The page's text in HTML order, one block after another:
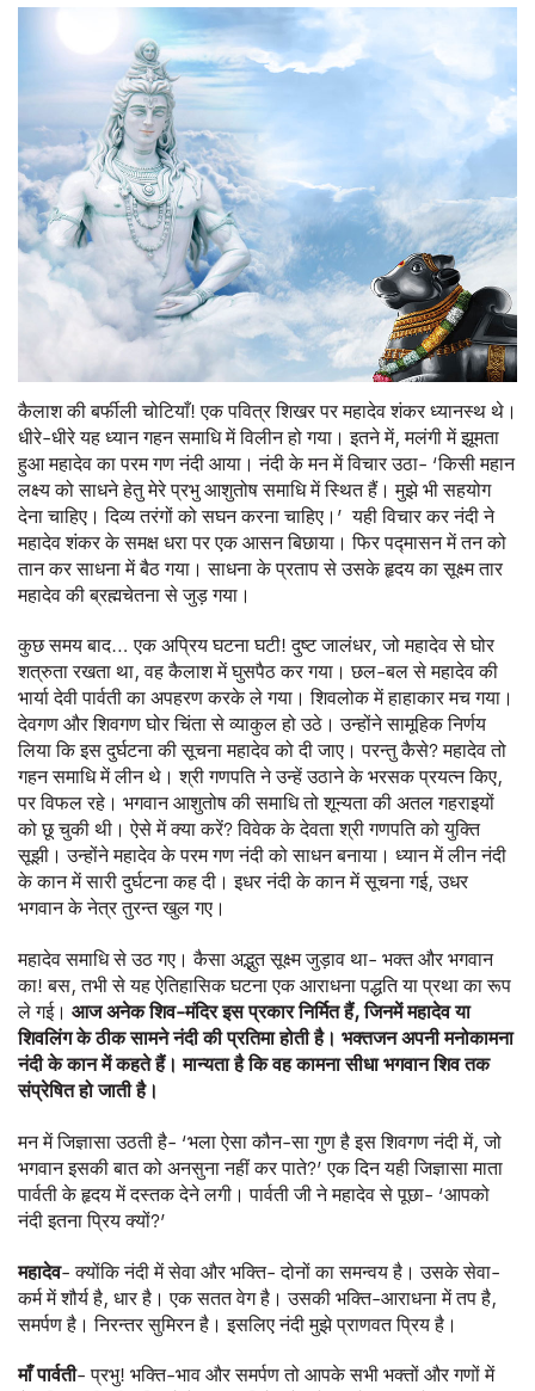
कैलाश की बर्फीली चोटियाँ! एक पवित्र शिखर पर महादेव शंकर ध्यानस्थ थे।
धीरे-धीरे यह ध्यान गहन समाधि में विलीन हो गया। इतने में, मलंगी में झूमता
हुआ महादेव का परम गण नंदी आया। नंदी के मन में विचार उठा- ‘किसी महान
लक्ष्य को साधने हेतु मेरे प्रभु आशुतोष समाधि में स्थित हैं। मुझे भी सहयोग
देना चाहिए। दिव्य तरंगों को सघन करना चाहिए।’ यही विचार कर नंदी ने
महादेव शंकर के समक्ष धरा पर एक आसन बिछाया। फिर पद्मासन में तन को
तान कर साधना में बैठ गया। साधना के प्रताप से उसके हृदय का सूक्ष्म तार
महादेव की ब्रह्मचेतना से जुड़ गया।
कुछ समय बाद… एक अप्रिय घटना घटी! दुष्ट जालंधर, जो महादेव से घोर
शत्रुता रखता था, वह कैलाश में घुसपैठ कर गया। छल-बल से महादेव की
भार्या देवी पार्वती का अपहरण करके ले गया। शिवलोक में हाहाकार मच गया।
देवगण और शिवगण घोर चिंता से व्याकुल हो उठे। उन्होंने सामूहिक निर्णय
लिया कि इस दुर्घटना की सूचना महादेव को दी जाए। परन्तु कैसे? महादेव तो
गहन समाधि में लीन थे। श्री गणपति ने उन्हें उठाने के भरसक प्रयत्न किए,
पर विफल रहे। भगवान आशुतोष की समाधि तो शून्यता की अतल गहराइयों
को छू चुकी थी। ऐसे में क्या करें? विवेक के देवता श्री गणपति को युक्ति
सूझी। उन्होंने महादेव के परम गण नंदी को साधन बनाया। ध्यान में लीन नंदी
के कान में सारी दुर्घटना कह दी। इधर नंदी के कान में सूचना गई, उधर
भगवान के नेत्र तुरन्त खुल गए।
महादेव समाधि से उठ गए। कैसा अद्भुत सूक्ष्म जुड़ाव था- भक्त और भगवान
का! बस, तभी से यह ऐतिहासिक घटना एक आराधना पद्धति या प्रथा का रूप
ले गई। आज अनेक शिव-मंदिर इस प्रकार निर्मित हैं,जिनमें महादेव या
शिवलिंग के ठीक सामने नंदी की प्रतिमा होती है। भक्तजन अपनी मनोकामना
नंदी के कान में कहते हैं। मान्यता है कि वह कामना सीधा भगवान शिव तक
संप्रेषित हो जाती है।
मन में जिज्ञासा उठती है- ‘भला ऐसा कौन-सा गुण है इस शिवगण नंदी में, जो
भगवान इसकी बात को अनसुना नहीं कर पाते?’ एक दिन यही जिज्ञासा माता
पार्वती के हृदय में दस्तक देने लगी। पार्वती जी ने महादेव से पूछा- ‘आपको
नंदी इतना प्रिय क्यों?’
महादेव- क्योंकि नंदी में सेवा और भक्ति- दोनों का समन्वय है। उसके सेवा-
कर्म में शौर्य है, धार है। एक सतत वेग है। उसकी भक्ति-आराधना में तप है,
समर्पण है। निरन्तर सुमिरन है। इसलिए नंदी मुझे प्राणवत प्रिय है।
माँ पार्वती- प्रभु! भक्ति-भाव और समर्पण तो आपके सभी भक्तों और गणों में